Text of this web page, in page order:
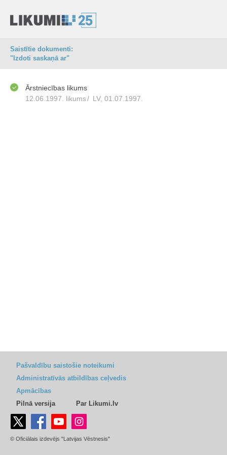
Saistītie dokumenti:
"Izdoti saskaņā ar"
Ārstniecības likums
12.06.1997. likums/ LV, 01.07.1997.
Pašvaldību saistošie noteikumi
Administratīvās atbildības ceļvedis
Apmācības
Pilnā versija
Par Likumi.lv
© Oficiālais izdevējs "Latvijas Vēstnesis"